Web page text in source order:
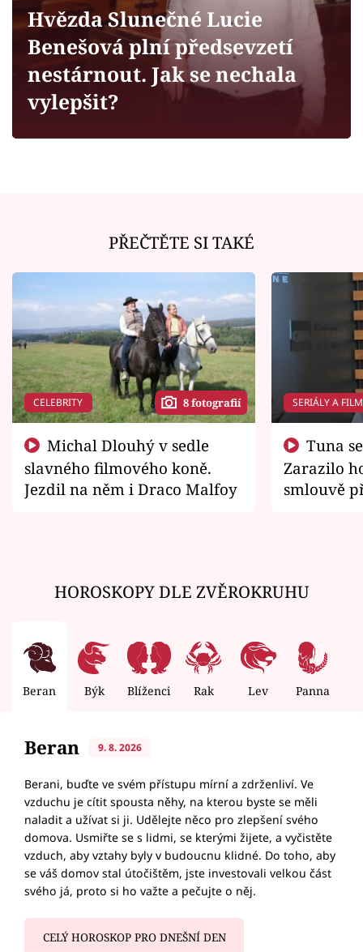
Sledujte prima+
Filmový festival Karlovy Vary
Sledujte nás
Hvězda Slunečné Lucie
Benešová plní předsevzetí
nestárnout. Jak se nechala
vylepšit?
PŘEČTĚTE SI TAKÉ
CELEBRITY 8 fotografií
slavného filmového koně.
Jezdil na něm i Draco Malfoy
SERIÁLY A
Zarazilo
smlouvě
HOROSKOPY DLE ZVĚROKRUHU
Beran Býk Blíženci Rak Lev Panna
Beran 9. 8. 2026
Berani, buďte ve svém přístupu mírní a zdrženliví. Ve
vzduchu je cítit spousta něhy, na kterou byste se měli
naladit a užívat si ji. Udělejte něco pro zlepšení svého
domova. Usmiřte se s lidmi, se kterými žijete, a vyčistěte
vzduch, aby vztahy byly v budoucnu klidné. Do toho, aby
se váš domov stal útočištěm, jste investovali velkou část
svého já, proto si ho važte a pečujte o něj.
CELÝ HOROSKOP PRO DNEŠNÍ DEN